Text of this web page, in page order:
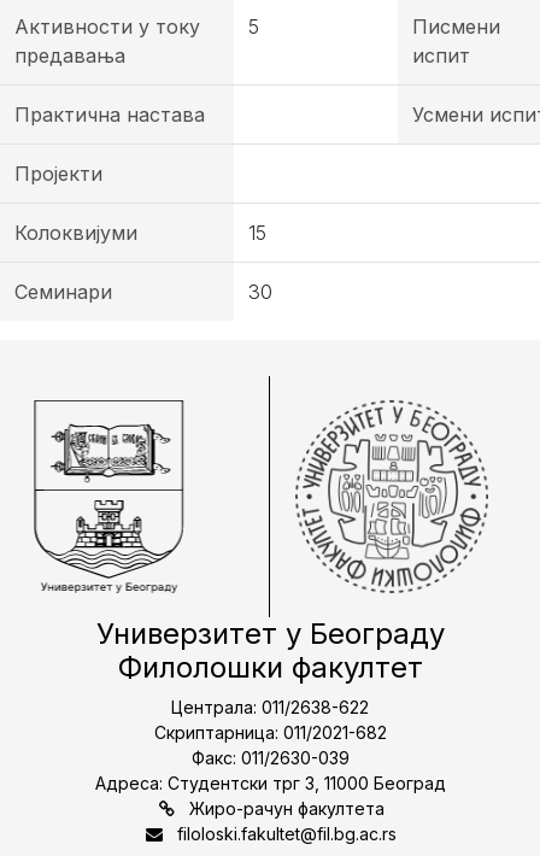
Активности у току
предавања
5
Писмени
испит
Практична настава Усмени
Пројекти
Колоквијуми 15
Семинари 30
Универзитет у Београду
Филолошки факултет
Централа: 011/2638-622
Скриптарница: 011/2021-682
Факс: 011/2630-039
Адреса: Студентски трг 3, 11000 Београд
Жиро-рачун факултета
filoloski.fakultet@fil.bg.ac.rs